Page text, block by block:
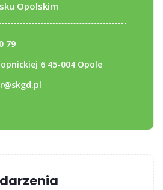
Opolskim
79
6 45-004 Opole